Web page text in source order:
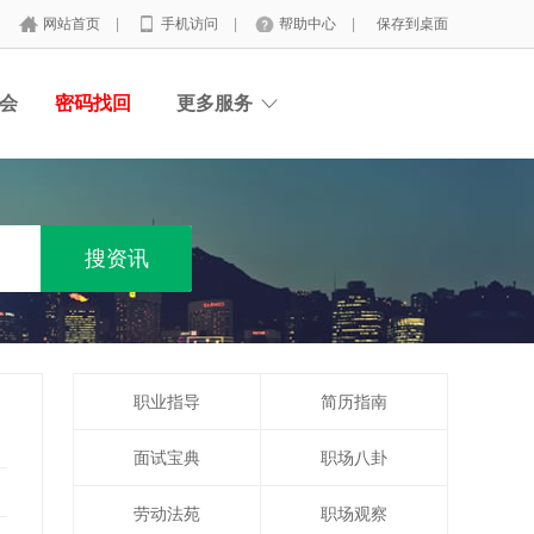
网站首页 手机访问 帮助中心 保存到桌面
密码找回 更多服务
职业指导 简历指南
面试宝典 职场八卦
劳动法苑 职场观察